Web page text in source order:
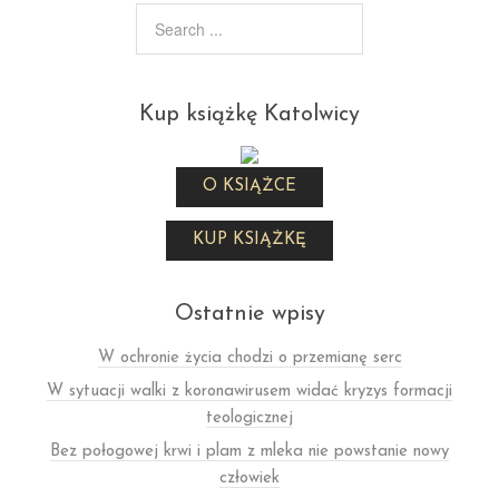
Kup książkę Katolwicy
O KSIĄŻCE
KUP KSIĄŻKĘ
Ostatnie wpisy
W ochronie życia chodzi o przemianę serc
W sytuacji walki z koronawirusem widać kryzys formacji
teologicznej
Bez połogowej krwi i plam z mleka nie powstanie nowy
człowiek